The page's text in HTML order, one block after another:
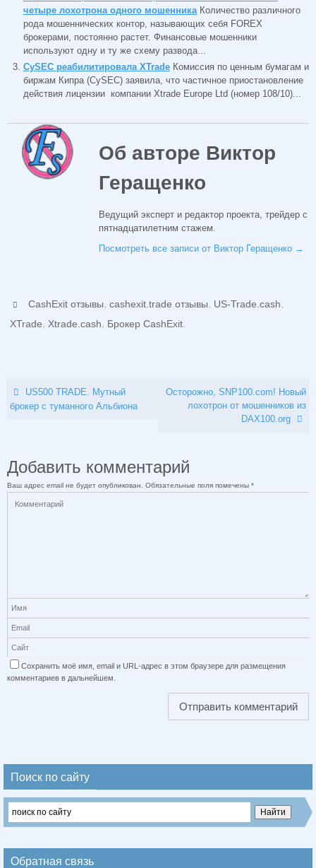
четыре лохотрона одного мошенника Количество различного
рода мошеннических контор, называющих себя FOREX
брокерами, постоянно растет. Финансовые мошенники
используют одну и ту же схему развода...
CySEC реабилитировала XTrade Комиссия по ценным бумагам и
биржам Кипра (CySEC) заявила, что частичное приостановление
действия лицензии компании Xtrade Europe Ltd (номер 108/10)...
Об авторе Виктор
Геращенко
Ведущий эксперт и редактор проекта, трейдер с
пятнадцатилетним стажем.
Посмотреть все записи от Виктор Геращенко →
CashExit отзывы,cashexit.trade отзывы, US-Trade.cash,
XTrade, Xtrade.cash, Брокер CashExit.
US500 TRADE. Мутный
брокер с туманного Альбиона
Осторожно, SNP100.com! Новый
лохотрон от мошенников из
DAX100.org
Добавить комментарий
Ваш адрес email не будет опубликован. Обязательные поля помечены *
Сохранить моё имя, email и URL-адрес в этом браузере для размещения
комментариев в дальнейшем.
Поиск по сайту
Обратная связь